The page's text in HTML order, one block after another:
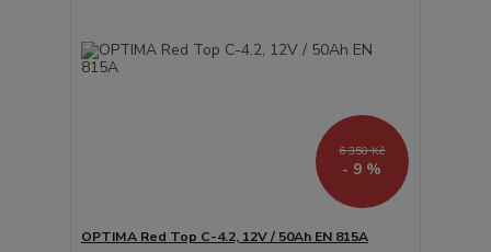
6 350 Kč
- 9 %
OPTIMA Red Top C-4.2, 12V / 50Ah EN 815A